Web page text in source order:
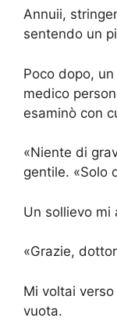
Annuii,
sentendo un
Poco dopo,
medico
esaminò con
«Niente di
gentile. «Solo
Un sollievo mi
«Grazie,
Mi voltai
vuota.